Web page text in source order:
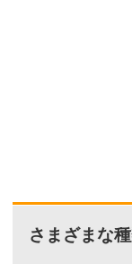
さまざまな